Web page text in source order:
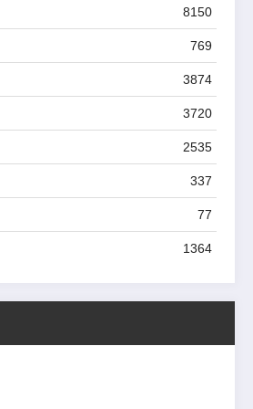
8150
769
3874
3720
2535
337
77
1364